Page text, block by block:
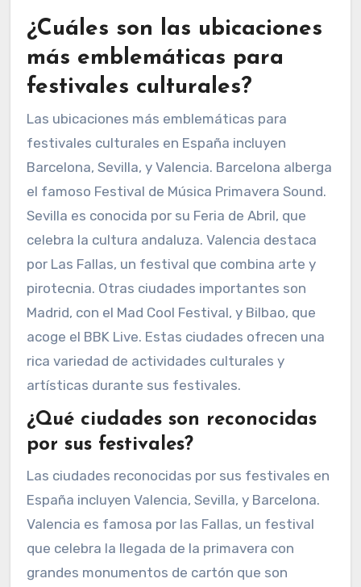
¿Cuáles son las ubicaciones
más emblemáticas para
festivales culturales?
Las ubicaciones más emblemáticas para
festivales culturales en España incluyen
Barcelona, Sevilla, y Valencia. Barcelona alberga
el famoso Festival de Música Primavera Sound.
Sevilla es conocida por su Feria de Abril, que
celebra la cultura andaluza. Valencia destaca
por Las Fallas, un festival que combina arte y
pirotecnia. Otras ciudades importantes son
Madrid, con el Mad Cool Festival, y Bilbao, que
acoge el BBK Live. Estas ciudades ofrecen una
rica variedad de actividades culturales y
artísticas durante sus festivales.
¿Qué ciudades son reconocidas
por sus festivales?
Las ciudades reconocidas por sus festivales en
España incluyen Valencia, Sevilla, y Barcelona.
Valencia es famosa por las Fallas, un festival
que celebra la llegada de la primavera con
grandes monumentos de cartón que son